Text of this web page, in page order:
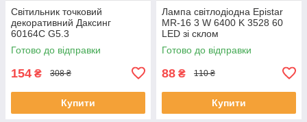
Світильник точковий
декоративний Даксинг
60164С G5.3
Готово до відправки
154 ₴ 308 ₴
Купити
Лампа світлодіодна Epistar
MR-16 3 W 6400 K 3528 60
LED зі склом
Готово до відправки
88 ₴ 110 ₴
Купити